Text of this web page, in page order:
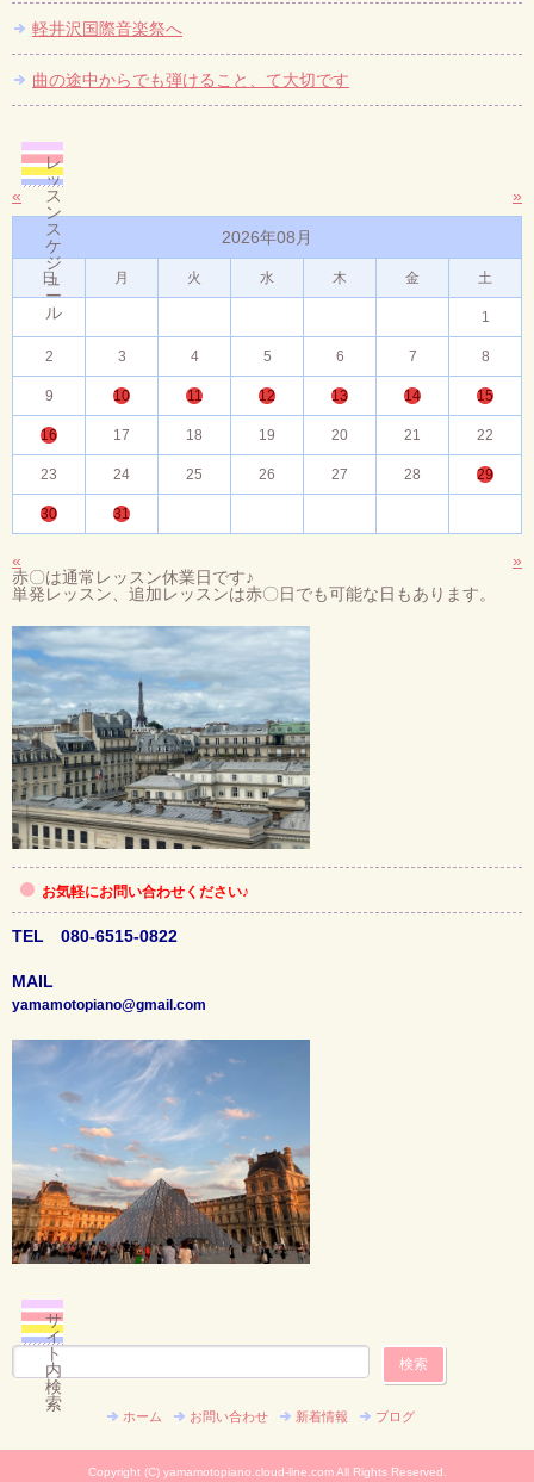
軽井沢国際音楽祭へ
曲の途中からでも弾けること、て大切です
レ
ッ
ス
ン
ス
ケ
ジ
ュ
ー
ル
« »
2026年08月
日 月 火 水 木 金 土
1
2 3 4 5 6 7 8
9 10 11 12 13 14 15
16 17 18 19 20 21 22
23 24 25 26 27 28 29
30 31
«
»
赤〇は通常レッスン休業日です♪
単発レッスン、追加レッスンは赤〇日でも可能な日もあります。
お気軽にお問い合わせください♪
TEL 080-6515-0822
MAIL
yamamotopiano@gmail.com
サ
イ
ト
内
検
索
ホーム お問い合わせ 新着情報 ブログ
Copyright (C) yamamotopiano.cloud-line.com All Rights Reserved.